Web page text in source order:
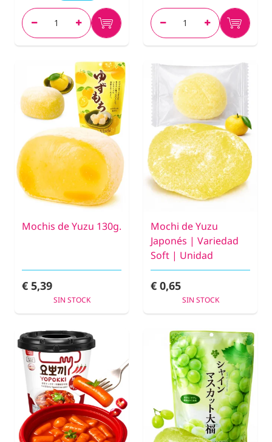
Mochis de Yuzu 130g.
€ 5,39
SIN STOCK
Mochi de Yuzu
Japonés | Variedad
Soft | Unidad
€ 0,65
SIN STOCK